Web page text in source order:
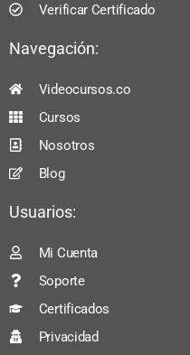
Verificar Certificado
Navegación:
Videocursos.co
Cursos
Nosotros
Blog
Usuarios:
Mi Cuenta
Soporte
Certificados
Privacidad